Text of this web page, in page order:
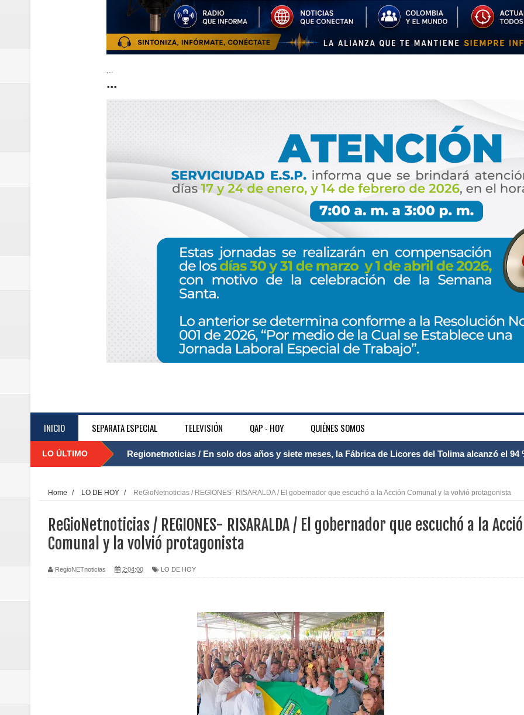
...
...
INICIO SEPARATA ESPECIAL TELEVISIÓN QAP - HOY QUIÉNES SOMOS
LO ÚLTIMO Regionetnoticias / El Aeropuerto Internacional Matecaña fortalece su conectividad con una
Regionetnoticias / Caldas fortalece el Mecanismo Articulador Departamental para el abordaje de
posesión presidencial
Regionetnoticias / La Alcaldía de Pereira continúa renovando espacios comunitarios que llevaban
Regionetnoticias / Agua potable transforma la vida de 68 estudiantes rurales en Filadelfia gracias
Home / LO DE HOY / ReGioNetnoticias / REGIONES- RISARALDA / El gobernador que escuchó a la Acción Comunal y la volvió protagonista
ReGioNetnoticias / REGIONES- RISARALDA / El gobernador que escuchó a la
Comunal y la volvió protagonista
RegioNETnoticias 2:04:00 LO DE HOY